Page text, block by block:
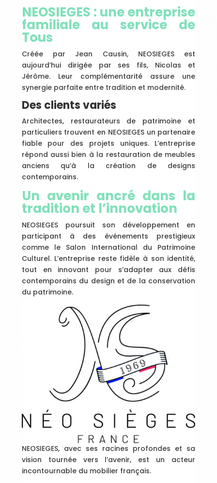
NEOSIEGES : une entreprise
familiale au service de
Tous
Créée par Jean Causin, NEOSIEGES est
aujourd’hui dirigée par ses fils, Nicolas et
Jérôme. Leur complémentarité assure une
synergie parfaite entre tradition et modernité.
Des clients variés
Architectes, restaurateurs de patrimoine et
particuliers trouvent en NEOSIEGES un partenaire
fiable pour des projets uniques. L’entreprise
répond aussi bien à la restauration de meubles
anciens qu’à la création de designs
contemporains.
Un avenir ancré dans la
tradition et l’innovation
NEOSIEGES poursuit son développement en
participant à des événements prestigieux
comme le Salon International du Patrimoine
Culturel. L’entreprise reste fidèle à son identité,
tout en innovant pour s’adapter aux défis
contemporains du design et de la conservation
du patrimoine.
NEOSIEGES, avec ses racines profondes et sa
vision tournée vers l’avenir, est un acteur
incontournable du mobilier français.